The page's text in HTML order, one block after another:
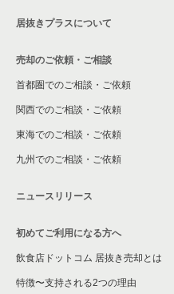
居抜きプラスについて
売却のご依頼・ご相談
首都圏でのご相談・ご依頼
関西でのご相談・ご依頼
東海でのご相談・ご依頼
九州でのご相談・ご依頼
ニュースリリース
初めてご利用になる方へ
飲食店ドットコム 居抜き売却とは
特徴〜支持される2つの理由